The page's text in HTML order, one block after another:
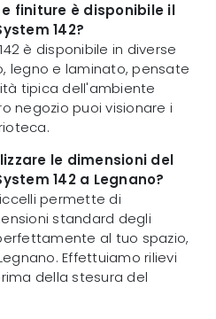
finiture è disponibile il
142?
è disponibile in diverse
legno e laminato, pensate
tipica dell'ambiente
negozio puoi visionare i
le dimensioni del
142 a Legnano?
permette di
standard degli
al tuo spazio,
Effettuiamo rilievi
della stesura del